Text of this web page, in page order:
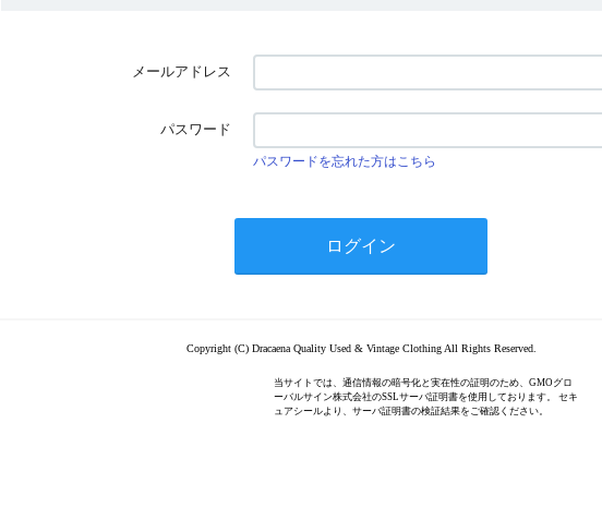
メールアドレス
パスワード
パスワードを忘れた方はこちら
Copyright (C) Dracaena Quality Used & Vintage Clothing All Rights Reserved.
当サイトでは、通信情報の暗号化と実在性の証明のため、GMOグロ
ーバルサイン株式会社のSSLサーバ証明書を使用しております。 セキ
ュアシールより、サーバ証明書の検証結果をご確認ください。